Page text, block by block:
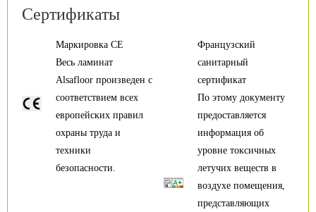
Сертификаты
Французский
санитарный
сертификат
По этому документу
предоставляется
информация об
уровне токсичных
летучих веществ в
воздухе помещения,
представляющих
Маркировка CE
Весь ламинат
Alsafloor произведен с
соответствием всех
европейских правил
охраны труда и
техники
безопасности.